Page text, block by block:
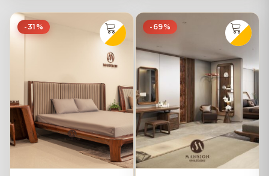
-31% -69%